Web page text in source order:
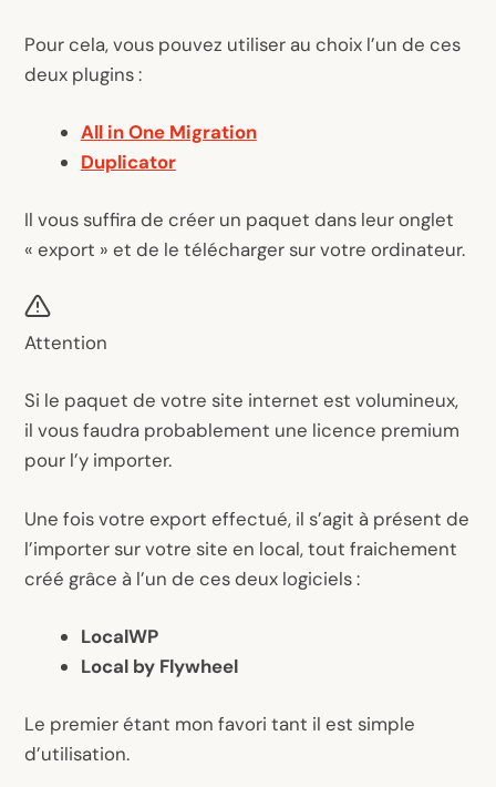
Pour cela, vous pouvez utiliser au choix l’un de ces
deux plugins :
All in One Migration
Duplicator
Il vous suffira de créer un paquet dans leur onglet
« export » et de le télécharger sur votre ordinateur.
Attention
Si le paquet de votre site internet est volumineux,
il vous faudra probablement une licence premium
pour l’y importer.
Une fois votre export effectué, il s’agit à présent de
l’importer sur votre site en local, tout fraichement
créé grâce à l’un de ces deux logiciels :
LocalWP
Local by Flywheel
Le premier étant mon favori tant il est simple
d’utilisation.